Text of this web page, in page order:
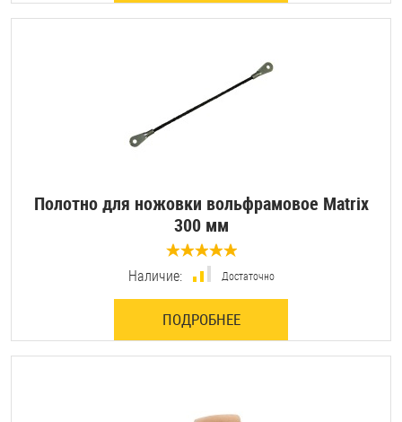
Полотно для ножовки вольфрамовое Matrix
300 мм
0 отзывов
Наличие: Достаточно
ПОДРОБНЕЕ